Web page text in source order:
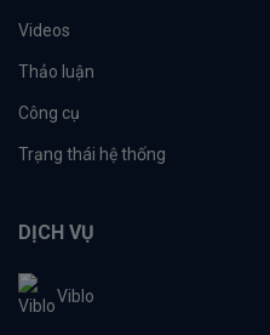
Videos
Thảo luận
Công cụ
Trạng thái hệ thống
DỊCH VỤ
Viblo